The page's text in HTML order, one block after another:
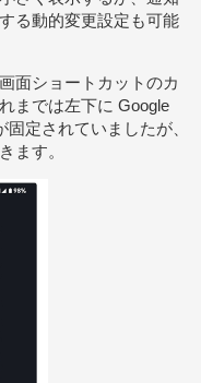
る動的変更設定も可能
面ショートカットのカ
までは左下に Google
定されていましたが、
ます。